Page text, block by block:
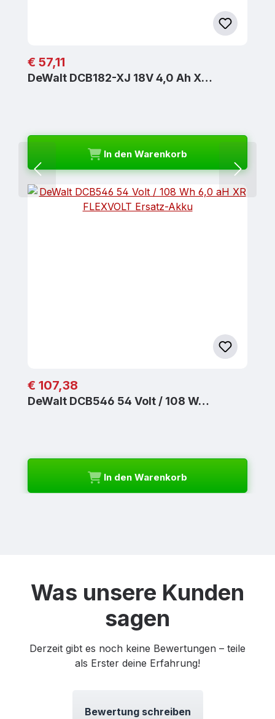
Regulärer Preis:
€ 57,11
DeWalt DCB182-XJ 18V 4,0 Ah X…
In den Warenkorb
Regulärer Preis:
€ 107,38
DeWalt DCB546 54 Volt / 108 W…
In den Warenkorb
Was unsere Kunden
sagen
Derzeit gibt es noch keine Bewertungen – teile
als Erster deine Erfahrung!
Bewertung schreiben